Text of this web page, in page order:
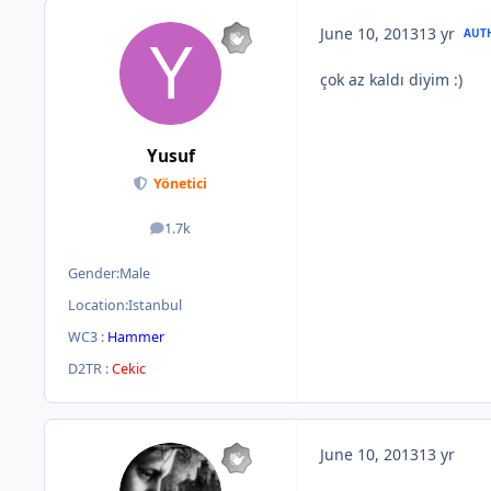
Yusuf
Yönetici
1.7k
posts
Gender:Male
Location:Istanbul
WC3 : Hammer
D2TR :Cekic
June 10, 201313 yr
çok az kaldı diyim :)
June 10, 201313 yr